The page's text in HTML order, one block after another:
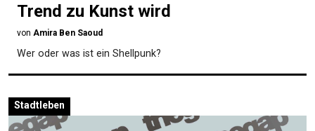
Trend zu Kunst wird
von Amira Ben Saoud
Wer oder was ist ein Shellpunk?
Stadtleben